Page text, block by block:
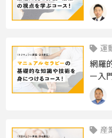
運
網羅
ー入
産